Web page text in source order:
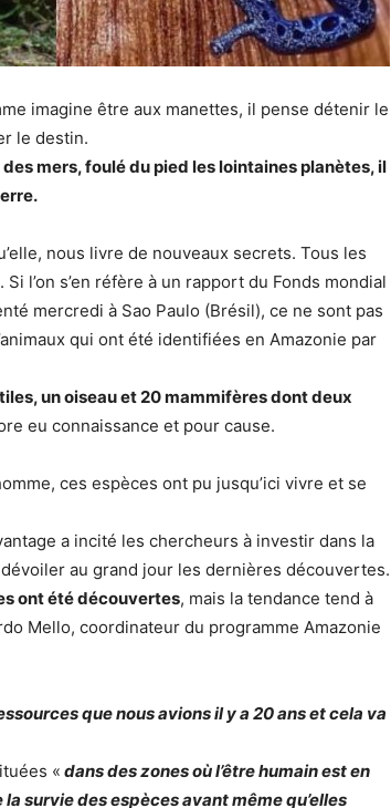
imagine être aux manettes, il pense détenir le
le destin.
mers, foulé du pied les lointaines planètes, il
nous livre de nouveaux secrets. Tous les
l’on s’en réfère à un rapport du Fonds mondial
mercredi à Sao Paulo (Brésil), ce ne sont pas
qui ont été identifiées en Amazonie par
un oiseau et 20 mammifères dont deux
eu connaissance et pour cause.
ces espèces ont pu jusqu’ici vivre et se
a incité les chercheurs à investir dans la
au grand jour les dernières découvertes.
ont été découvertes, mais la tendance tend à
Mello, coordinateur du programme Amazonie
que nous avions il y a 20 ans et cela va
« dans des zones où l’être humain est en
la survie des espèces avant même qu’elles